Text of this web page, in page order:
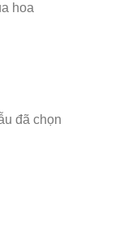
hoa
đã chọn